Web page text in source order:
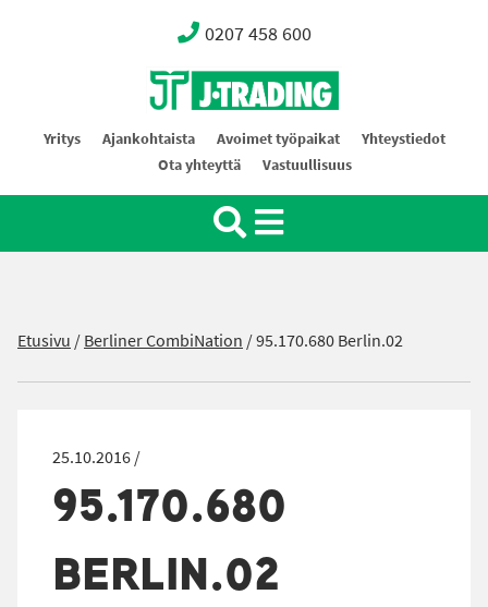
0207 458 600
Oy J-Trading Ab
Yritys Ajankohtaista Avoimet työpaikat
Yhteystiedot
Ota yhteyttä
Vastuullisuus
Etusivu /Berliner CombiNation /95.170.680 Berlin.02
25.10.2016 /
95.170.680
BERLIN.02